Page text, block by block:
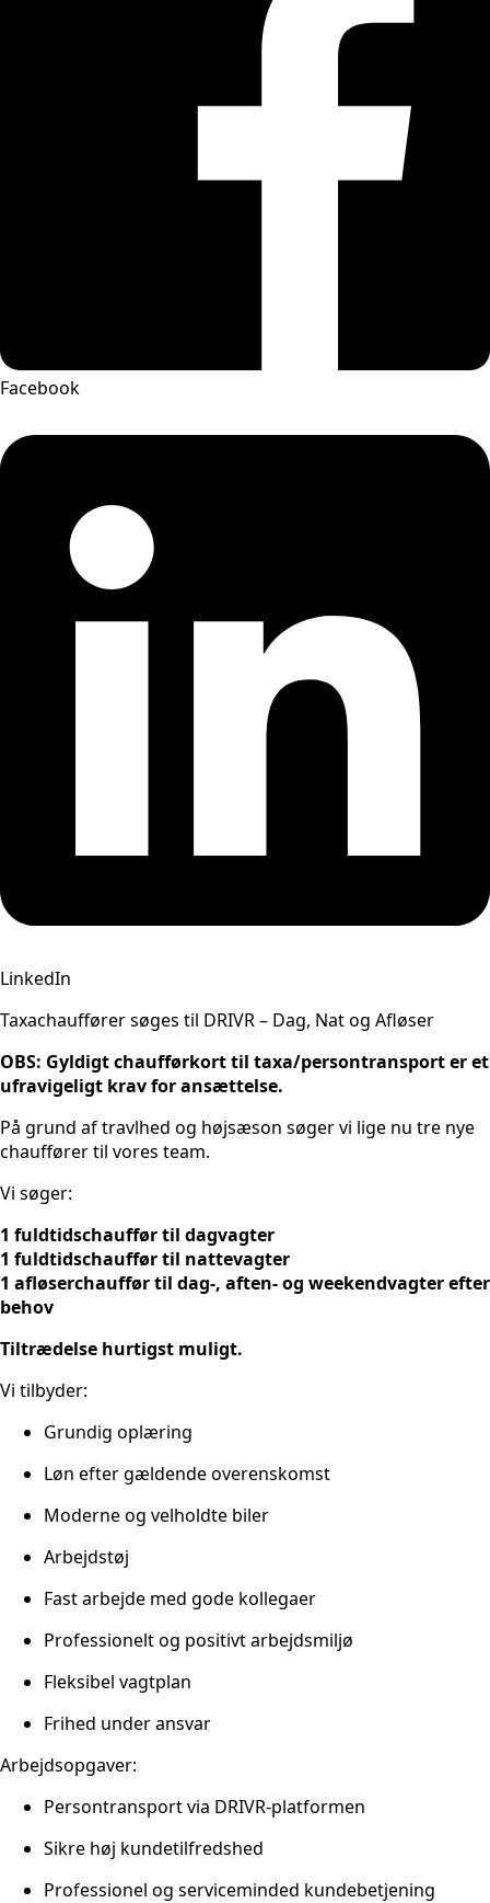
Facebook
LinkedIn
Taxachauffører søges til DRIVR – Dag, Nat og Afløser
OBS: Gyldigt chaufførkort til taxa/persontransport er et
ufravigeligt krav for ansættelse.
På grund af travlhed og højsæson søger vi lige nu tre nye
chauffører til vores team.
Vi søger:
1 fuldtidschauffør til dagvagter
1 fuldtidschauffør til nattevagter
1 afløserchauffør til dag-, aften- og weekendvagter efter
behov
Tiltrædelse hurtigst muligt.
Vi tilbyder:
Grundig oplæring
Løn efter gældende overenskomst
Moderne og velholdte biler
Arbejdstøj
Fast arbejde med gode kollegaer
Professionelt og positivt arbejdsmiljø
Fleksibel vagtplan
Frihed under ansvar
Arbejdsopgaver:
Persontransport via DRIVR-platformen
Sikre høj kundetilfredshed
Professionel og serviceminded kundebetjening